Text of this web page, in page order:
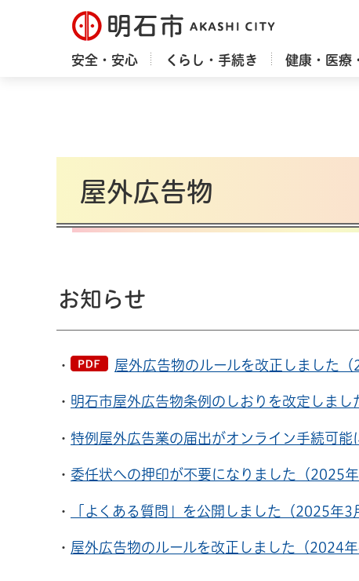
明石市
安全・安心 くらし・手続き 健康・医療
屋外広告物
お知らせ
・ 屋外広告物のルールを改正しました
・ 明石市屋外広告物条例のしおりを改定しまし
・ 特例屋外広告業の届出がオンライン手続可
・ 委任状への押印が不要になりました（2025年
・ 「よくある質問」を公開しました（2025年3
・ 屋外広告物のルールを改正しました（2024年